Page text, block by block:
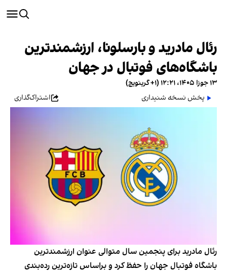
رئال مادرید و بارسلونا، ارزشمندترین
باشگاه‌های فوتبال در جهان
۱۳ جوزا ۱۴۰۵، ۱۲:۲۱ (‎+۱ گرینویچ)
پخش نسخه شنیداری
اشتراک‌گذاری
رئال مادرید برای پنجمین سال متوالی عنوان ارزشمندترین
باشگاه فوتبال جهان را حفظ کرد و براساس تازه‌ترین رده‌بندی